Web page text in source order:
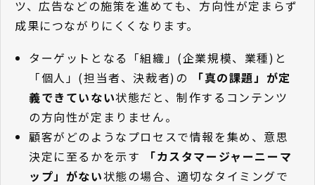
ツ、広告などの施策を進めても、方向性が定まらず
成果につながりにくくなります。
ターゲットとなる「組織」(企業規模、業種)と
「個人」(担当者、決裁者)の
「真の課題」が定
義できていない状態だと、制作するコンテンツ
の方向性が定まりません。
顧客がどのようなプロセスで情報を集め、意思
決定に至るかを示す
「カスタマージャーニーマ
ップ」がない状態の場合、適切なタイミングで